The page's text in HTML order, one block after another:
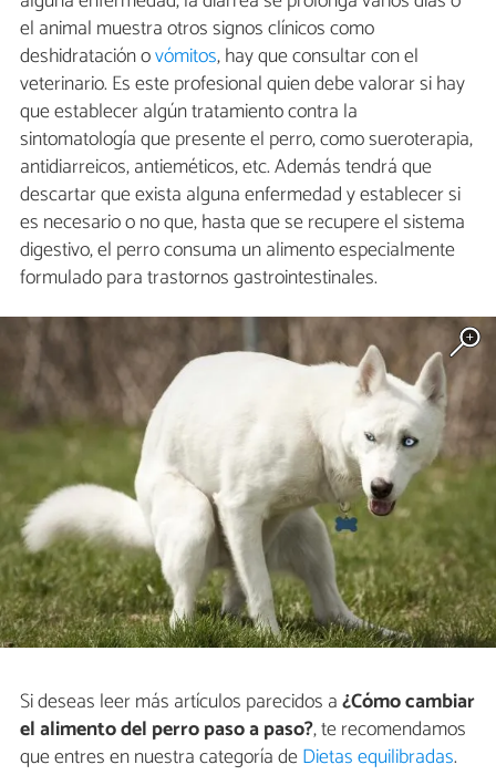
el animal muestra otros signos clínicos como
deshidratación ovómitos, hay que consultar con el
veterinario. Es este profesional quien debe valorar si hay
que establecer algún tratamiento contra la
sintomatología que presente el perro, como sueroterapia,
antidiarreicos, antieméticos, etc. Además tendrá que
descartar que exista alguna enfermedad y establecer si
es necesario o no que, hasta que se recupere el sistema
digestivo, el perro consuma un alimento especialmente
formulado para trastornos gastrointestinales.
Si deseas leer más artículos parecidos a¿Cómo cambiar
el alimento del perro paso a paso?, te recomendamos
que entres en nuestra categoría deDietas equilibradas.